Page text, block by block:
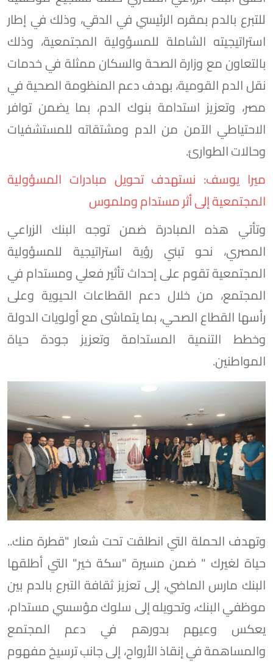
للتبرع بالدم بمقره الرئيسي في الدقي، وذلك في إطار
استراتيجيته الشاملة للمسؤولية المجتمعية، وذلك
بالتعاون مع وزارة الصحة والسكان ممثلة في خدمات
نقل الدم القومية، بهدف دعم المنظومة الصحية في
مصر، وتعزيز استدامة بنوك الدم، بما يضمن توافر
الاحتياطي الآمن من الدم ومشتقاته للمستشفيات
وحالات الطوارئ.
ميرا يوسف: نستهدف تحويل مبادرات المسؤولية
المجتمعية إلى أثر مستدام وملموس
وتأتي هذه المبادرة ضمن توجه البنك الزراعي
المصري، نحو تبني رؤية استراتيجية للمسؤولية
المجتمعية تقوم على إحداث تأثير فعلي ومستدام في
المجتمع، من خلال دعم القطاعات الحيوية وعلى
رأسها القطاع الصحي، بما يتماشى مع أولويات الدولة
وخطط التنمية المستدامة وتعزيز جودة حياة
المواطنين.
وتهدف الحملة التي انطلقت تحت شعار "قطرة منك..
حياة لغيرك " ضمن مسيرة "سكة خير" التي أطلقها
البنك مارس الماضي، إلى تعزيز ثقافة التبرع بالدم بين
موظفي البنك، وتحويله إلى سلوك مؤسسي مستدام،
يعكس وعيهم بدورهم في دعم المجتمع
والمساهمة في إنقاذ الأرواح، إلى جانب ترسيخ مفهوم